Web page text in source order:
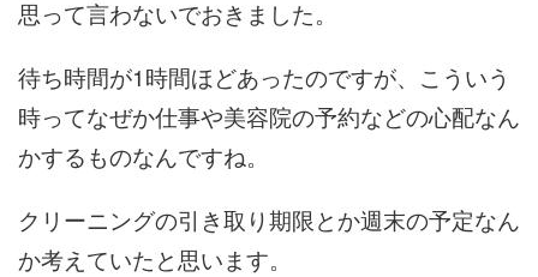
思って言わないでおきました。
待ち時間が1時間ほどあったのですが、こういう
時ってなぜか仕事や美容院の予約などの心配なん
かするものなんですね。
クリーニングの引き取り期限とか週末の予定なん
か考えていたと思います。